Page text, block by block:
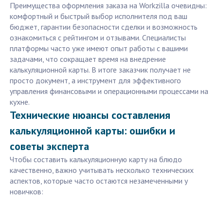
Преимущества оформления заказа на Workzilla очевидны:
комфортный и быстрый выбор исполнителя под ваш
бюджет, гарантии безопасности сделки и возможность
ознакомиться с рейтингом и отзывами. Специалисты
платформы часто уже имеют опыт работы с вашими
задачами, что сокращает время на внедрение
калькуляционной карты. В итоге заказчик получает не
просто документ, а инструмент для эффективного
управления финансовыми и операционными процессами на
кухне.
Технические нюансы составления
калькуляционной карты: ошибки и
советы эксперта
Чтобы составить калькуляционную карту на блюдо
качественно, важно учитывать несколько технических
аспектов, которые часто остаются незамеченными у
новичков: